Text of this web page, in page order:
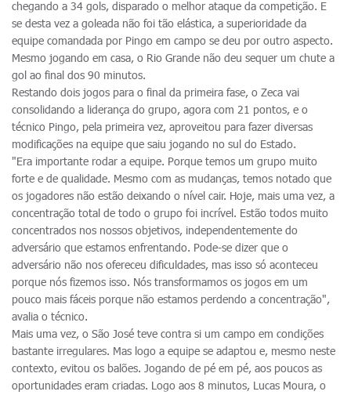
chegando a 34 gols, disparado o melhor ataque da competição. E
se desta vez a goleada não foi tão elástica, a superioridade da
equipe comandada por Pingo em campo se deu por outro aspecto.
Mesmo jogando em casa, o Rio Grande não deu sequer um chute a
gol ao final dos 90 minutos.
Restando dois jogos para o final da primeira fase, o Zeca vai
consolidando a liderança do grupo, agora com 21 pontos, e o
técnico Pingo, pela primeira vez, aproveitou para fazer diversas
modificações na equipe que saiu jogando no sul do Estado.
"Era importante rodar a equipe. Porque temos um grupo muito
forte e de qualidade. Mesmo com as mudanças, temos notado que
os jogadores não estão deixando o nível cair. Hoje, mais uma vez, a
concentração total de todo o grupo foi incrível. Estão todos muito
concentrados nos nossos objetivos, independentemente do
adversário que estamos enfrentando. Pode-se dizer que o
adversário não nos ofereceu dificuldades, mas isso só aconteceu
porque nós fizemos isso. Nós transformamos os jogos em um
pouco mais fáceis porque não estamos perdendo a concentração",
avalia o técnico.
Mais uma vez, o São José teve contra si um campo em condições
bastante irregulares. Mas logo a equipe se adaptou e, mesmo neste
contexto, evitou os balões. Jogando de pé em pé, aos poucos as
oportunidades eram criadas. Logo aos 8 minutos, Lucas Moura, o